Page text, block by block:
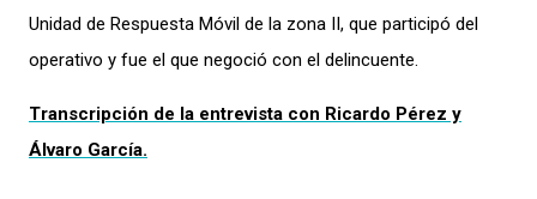
Unidad de Respuesta Móvil de la zona II, que participó del
operativo y fue el que negoció con el delincuente.
Transcripción de la entrevista con Ricardo Pérez y
Álvaro García.